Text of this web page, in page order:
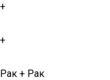
+
+
Рак + Рак